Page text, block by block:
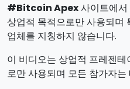
#Bitcoin Apex사이트에
상업적 목적으로만 사용되며
업체를 지칭하지 않습니다.
이 비디오는 상업적 프레젠
로만 사용되며 모든 참가자는